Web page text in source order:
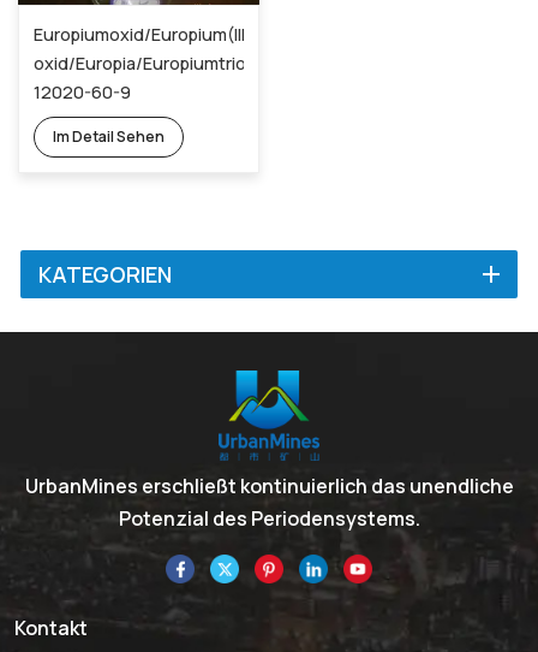
Europiumoxid/Europium(III)-
oxid/Europia/Europiumtrioxid/Eu2O3
12020-60-9
Im Detail Sehen
KATEGORIEN
UrbanMines erschließt kontinuierlich das unendliche
Potenzial des Periodensystems.
Kontakt